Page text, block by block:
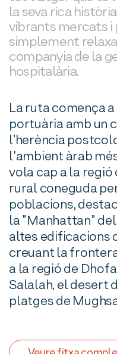
la seva rica
vibrants mercats i
simplement
companyia de la
hospitalària.
La ruta comença
portuària amb un
l’herència
l'ambient àrab
vola cap a la regió
rural coneguda
poblacions,
la "Manhattan"
altes edificacions
creuant la
a la regió de
Salalah, el desert
platges de